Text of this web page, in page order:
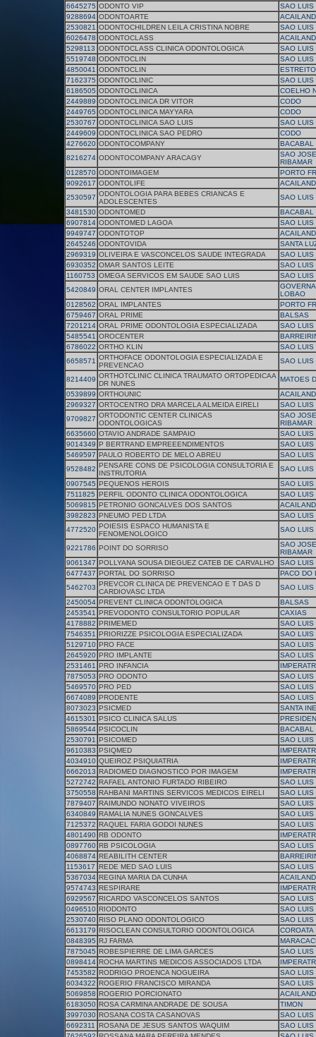
6645275 ODONTO VIP
SAO LUIS
9288694 ODONTOARTE
2530821 ODONTOCHILDREN LEILA CRISTINA NOBRE
SAO LUIS
6026478 ODONTOCLASS
5298113 ODONTOCLASS CLINICA ODONTOLOGICA
SAO LUIS
5519748 ODONTOCLIN
SAO LUIS
4850041 ODONTOCLIN
ESTREITO
7162375 ODONTOCLINIC
SAO LUIS
6186505 ODONTOCLINICA
COELHO
2449889 ODONTOCLINICA DR VITOR
CODO
2449765 ODONTOCLINICA MAYYARA
CODO
2530767 ODONTOCLINICA SAO LUIS
SAO LUIS
2449609 ODONTOCLINICA SAO PEDRO
CODO
4276620 ODONTOCOMPANY
BACABAL
8216274 ODONTOCOMPANY ARACAGY
SAO
RIBAMAR
0128570 ODONTOIMAGEM
PORTO
9092617 ODONTOLIFE
2530597 ODONTOLOGIA PARA BEBES CRIANCAS E
ADOLESCENTES
SAO LUIS
3481530 ODONTOMED
BACABAL
6907814 ODONTOMED LAGOA
SAO LUIS
9949747 ODONTOTOP
2645246 ODONTOVIDA
SANTA
2969319 OLIVEIRA E VASCONCELOS SAUDE INTEGRADA
SAO LUIS
6930352 OMAR SANTOS LEITE
SAO LUIS
1160753 OMEGA SERVICOS EM SAUDE SAO LUIS
SAO LUIS
5420849 ORAL CENTER IMPLANTES
LOBAO
0128562 ORAL IMPLANTES
PORTO
6759467 ORAL PRIME
BALSAS
7201214 ORAL PRIME ODONTOLOGIA ESPECIALIZADA
SAO LUIS
5485541 OROCENTER
6786022 ORTHO KLIN
SAO LUIS
6658571 ORTHOFACE ODONTOLOGIA ESPECIALIZADA E
PREVENCAO
SAO LUIS
8214409 ORTHOTCLINIC CLINICA TRAUMATO ORTOPEDICAA
DR NUNES
MATOES
0539899 ORTHOUNIC
2969327 ORTOCENTRO DRA MARCELA ALMEIDA EIRELI
SAO LUIS
9709827 ORTODONTIC CENTER CLINICAS
ODONTOLOGICAS
SAO
RIBAMAR
6635660 OTAVIO ANDRADE SAMPAIO
SAO LUIS
9014349 P BERTRAND EMPREEENDIMENTOS
SAO LUIS
5469597 PAULO ROBERTO DE MELO ABREU
SAO LUIS
9528482 PENSARE CONS DE PSICOLOGIA CONSULTORIA E
INSTRUTORIA
SAO LUIS
0907545 PEQUENOS HEROIS
SAO LUIS
7511825 PERFIL ODONTO CLINICA ODONTOLOGICA
SAO LUIS
5069815 PETRONIO GONCALVES DOS SANTOS
3982823 PNEUMO PED LTDA
SAO LUIS
4772520 POIESIS ESPACO HUMANISTA E
FENOMENOLOGICO
SAO LUIS
9221786 POINT DO SORRISO
SAO
RIBAMAR
9061347 POLLYANA SOUSA DIEGUEZ CATEB DE CARVALHO
SAO LUIS
6477437 PORTAL DO SORRISO
PACO DO
5462703 PREVCOR CLINICA DE PREVENCAO E T DAS D
CARDIOVASC LTDA
SAO LUIS
2450054 PREVENT CLINICA ODONTOLOGICA
BALSAS
2453541 PREVODONTO CONSULTORIO POPULAR
CAXIAS
4178882 PRIMEMED
SAO LUIS
7546351 PRIORIZZE PSICOLOGIA ESPECIALIZADA
SAO LUIS
5129710 PRO FACE
SAO LUIS
2645920 PRO IMPLANTE
SAO LUIS
2531461 PRO INFANCIA
7875053 PRO ODONTO
SAO LUIS
5469570 PRO PED
SAO LUIS
6674089 PRODENTE
SAO LUIS
8073023 PSICMED
SANTA
4615301 PSICO CLINICA SALUS
5869544 PSICOCLIN
BACABAL
2530791 PSICOMED
SAO LUIS
9610383 PSIQMED
4034910 QUEIROZ PSIQUIATRIA
6662013 RADIOMED DIAGNOSTICO POR IMAGEM
5272742 RAFAEL ANTONIO FURTADO RIBEIRO
SAO LUIS
3750558 RAHBANI MARTINS SERVICOS MEDICOS EIRELI
SAO LUIS
7879407 RAIMUNDO NONATO VIVEIROS
SAO LUIS
6340849 RAMALIA NUNES GONCALVES
SAO LUIS
7125372 RAQUEL FARIA GODOI NUNES
SAO LUIS
4801490 RB ODONTO
0897760 RB PSICOLOGIA
SAO LUIS
4068874 REABILITH CENTER
1153617 REDE MED SAO LUIS
SAO LUIS
5367034 REGINA MARIA DA CUNHA
9574743 RESPIRARE
6929567 RICARDO VASCONCELOS SANTOS
SAO LUIS
0496510 RIODONTO
SAO LUIS
2530740 RISO PLANO ODONTOLOGICO
SAO LUIS
6613179 RISOCLEAN CONSULTORIO ODONTOLOGICA
COROATA
0848395 RJ FARMA
7875045 ROBESPIERRE DE LIMA GARCES
SAO LUIS
0898414 ROCHA MARTINS MEDICOS ASSOCIADOS LTDA
7453582 RODRIGO PROENCA NOGUEIRA
SAO LUIS
6034322 ROGERIO FRANCISCO MIRANDA
SAO LUIS
5069858 ROGERIO PORCIONATO
6183050 ROSA CARMINA ANDRADE DE SOUSA
TIMON
3997030 ROSANA COSTA CASANOVAS
SAO LUIS
6692311
ROSANA DE JESUS SANTOS WAQUIM
SAO LUIS